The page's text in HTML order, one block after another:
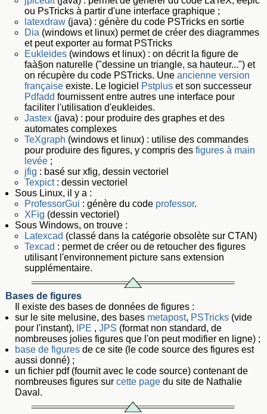
ou PsTricks à partir d'une interface graphique ;
latexdraw(java) : génère du code PSTricks en sortie
Dia (windows et linux) permet de créer des diagrammes
et peut exporter au format PSTricks
Eukleides(windows et linux) : on décrit la figure de
faà§on naturelle ("dessine un triangle, sa hauteur...") et
on récupère du code PSTricks. Une ancienne version
françaiseexiste. Le logiciel Pstpluset son successeur
Pdfadd fournissent entre autres une interface pour
faciliter l'utilisation d'eukleides.
Jastex(java) : pour produire des graphes et des
automates complexes
TeXgraph (windows et linux) : utilise des commandes
pour produire des figures, y compris des figures à main
levée;
jfig : basé sur xfig, dessin vectoriel
Texpict: dessin vectoriel
Sous Linux, il y a :
ProfessorGui : génère du code professor.
XFig (dessin vectoriel)
Sous Windows, on trouve :
Latexcad (classé dans la catégorie obsolète sur CTAN)
Texcad : permet de créer ou de retoucher des figures
utilisant l'environnement picture sans extension
supplémentaire.
Bases de figures
Il existe des bases de données de figures :
sur le site melusine, des bases metapost, PSTricks(vide
pour l'instant),
IPE , JPS (format non standard, de
nombreuses jolies figures que l'on peut modifier en ligne) ;
base de figuresde ce site (le code source des figures est
aussi donné) ;
un fichier pdf (fournit avec le code source) contenant de
nombreuses figures sur cette pagedu site de Nathalie
Daval.